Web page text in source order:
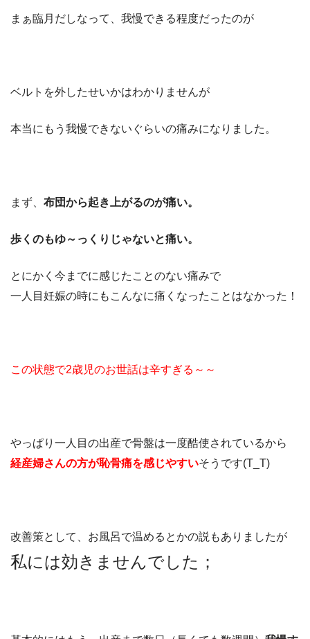
まぁ臨月だしなって、我慢できる程度だったのが
ベルトを外したせいかはわかりませんが
本当にもう我慢できないぐらいの痛みになりました。
まず、 布団から起き上がるのが痛い。
歩くのもゆ～っくりじゃないと痛い。
とにかく今までに感じたことのない痛みで
一人目妊娠の時にもこんなに痛くなったことはなかった！
この状態で2歳児のお世話は辛すぎる～～
やっぱり一人目の出産で骨盤は一度酷使されているから
経産婦さんの方が恥骨痛を感じやすいそうです(T_T)
改善策として、お風呂で温めるとかの説もありましたが
私には効きませんでした；